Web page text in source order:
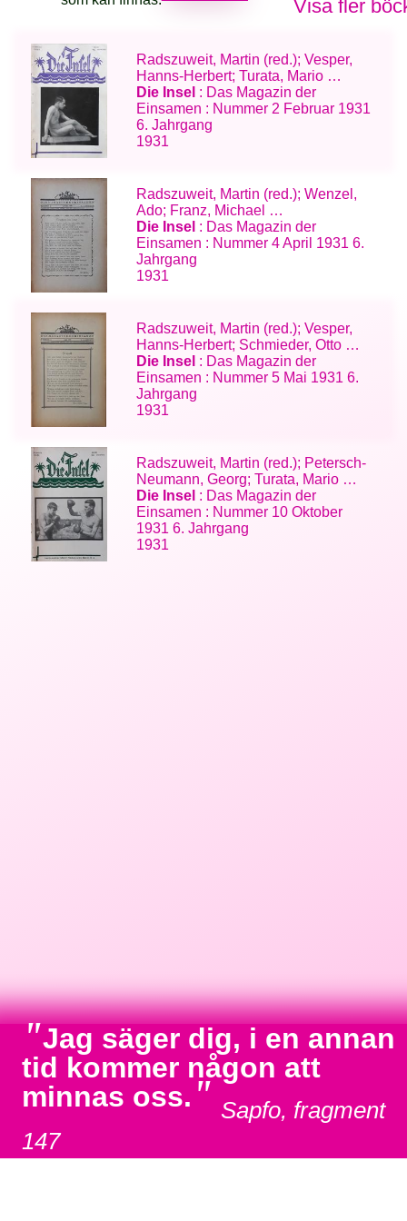
Visa fler
Radszuweit, Martin (red.); Vesper,
Hanns-Herbert; Turata, Mario …
Die Insel : Das Magazin der
Einsamen : Nummer 2 Februar 1931
6. Jahrgang
1931
Radszuweit, Martin (red.); Wenzel,
Ado; Franz, Michael …
Die Insel : Das Magazin der
Einsamen : Nummer 4 April 1931 6.
Jahrgang
1931
Radszuweit, Martin (red.); Vesper,
Hanns-Herbert; Schmieder, Otto …
Die Insel : Das Magazin der
Einsamen : Nummer 5 Mai 1931 6.
Jahrgang
1931
Radszuweit, Martin (red.); Petersch-
Neumann, Georg; Turata, Mario …
Die Insel : Das Magazin der
Einsamen : Nummer 10 Oktober
1931 6. Jahrgang
1931
"Jag säger dig, i en annan
tid kommer någon att
minnas oss. " Sapfo, fragment
147